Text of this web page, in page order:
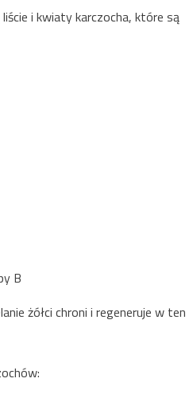
i kwiaty karczocha, które są
B
żółci chroni i regeneruje w ten